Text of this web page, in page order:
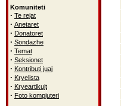
Komuniteti
· Te rejat
· Anetaret
· Donatoret
· Sondazhe
· Temat
· Seksionet
· Kontributi juaj
· Kryelista
· Kryeartikujt
· Foto kompjuteri